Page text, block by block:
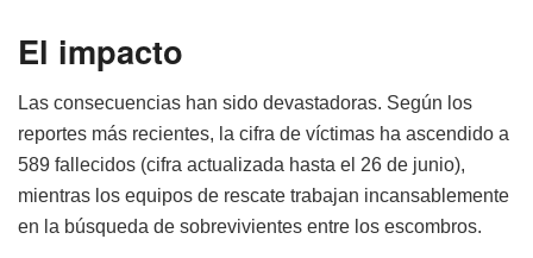
El impacto
Las consecuencias han sido devastadoras. Según los
reportes más recientes, la cifra de víctimas ha ascendido a
589 fallecidos (cifra actualizada hasta el 26 de junio),
mientras los equipos de rescate trabajan incansablemente
en la búsqueda de sobrevivientes entre los escombros.